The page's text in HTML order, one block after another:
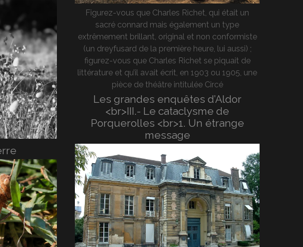
Figurez-vous que Charles Richet, qui était un
sacré connard mais également un type
extrêmement brillant, original et non conformiste
(un dreyfusard de la première heure, lui aussi) ;
figurez-vous que Charles Richet se piquait de
littérature et qu’il avait écrit, en 1903 ou 1905, une
pièce de théâtre intitulée Circé
Les grandes enquêtes d’Aldor
<br>III.- Le cataclysme de
Porquerolles <br>1. Un étrange
message